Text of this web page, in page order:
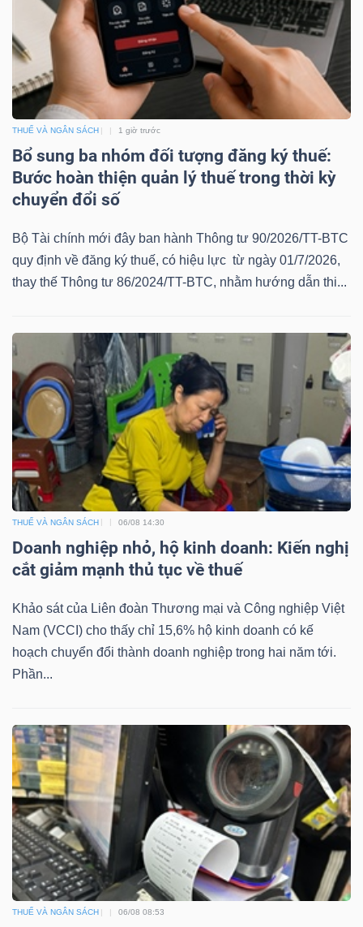
THUẾ VÀ NGÂN SÁCH 1 giờ trước
Bổ sung ba nhóm đối tượng đăng ký thuế:
Bước hoàn thiện quản lý thuế trong thời kỳ
chuyển đổi số
Bộ Tài chính mới đây ban hành Thông tư 90/2026/TT-BTC
quy định về đăng ký thuế, có hiệu lực từ ngày 01/7/2026,
thay thế Thông tư 86/2024/TT-BTC, nhằm hướng dẫn thi...
THUẾ VÀ NGÂN SÁCH 06/08 14:30
Doanh nghiệp nhỏ, hộ kinh doanh: Kiến nghị
cắt giảm mạnh thủ tục về thuế
Khảo sát của Liên đoàn Thương mại và Công nghiệp Việt
Nam (VCCI) cho thấy chỉ 15,6% hộ kinh doanh có kế
hoạch chuyển đổi thành doanh nghiệp trong hai năm tới.
Phần...
THUẾ VÀ NGÂN SÁCH 06/08 08:53
YẾU
TIÊU
DÙNG
THIẾT
YẾU
CHĂM
TÀI
CHÍNH
CÔNG
THÔNG
TIN
DỊCH
VỤ
TRUYỀN
THÔNG
TIỆN